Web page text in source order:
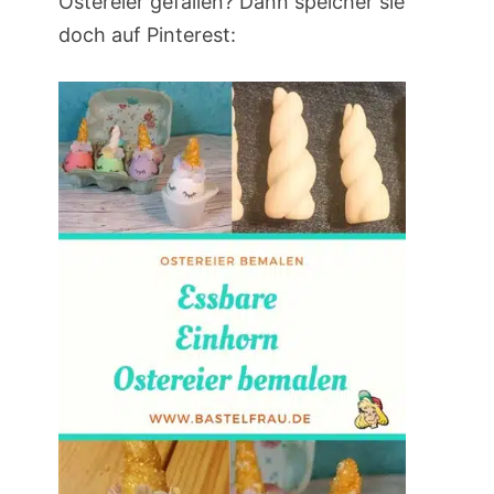
doch auf Pinterest: